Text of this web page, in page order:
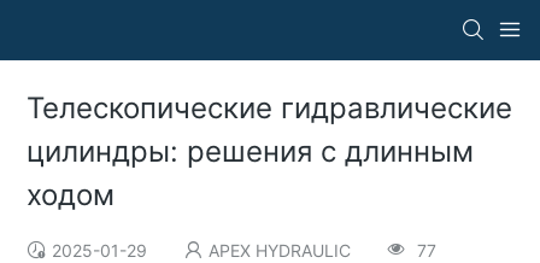
Телескопические гидравлические
цилиндры: решения с длинным
ходом
2025-01-29 APEX HYDRAULIC 77